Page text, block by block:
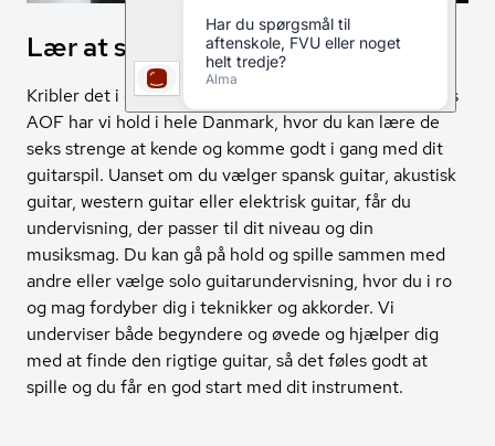
Lær at spille guitar med AOF
Kribler det i dine fingre for at lære at spille guitar? Hos
AOF har vi hold i hele Danmark, hvor du kan lære de
seks strenge at kende og komme godt i gang med dit
guitarspil. Uanset om du vælger spansk guitar, akustisk
guitar, western guitar eller elektrisk guitar, får du
undervisning, der passer til dit niveau og din
musiksmag. Du kan gå på hold og spille sammen med
andre eller vælge solo guitarundervisning, hvor du i ro
og mag fordyber dig i teknikker og akkorder. Vi
underviser både begyndere og øvede og hjælper dig
med at finde den rigtige guitar, så det føles godt at
spille og du får en god start med dit instrument.